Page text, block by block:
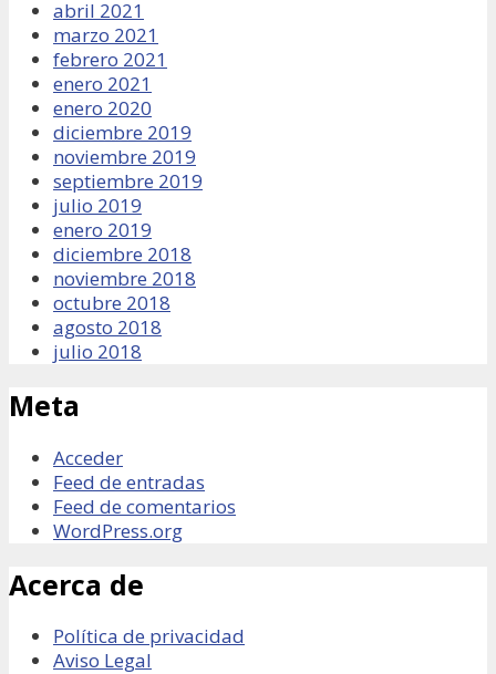
abril 2021
marzo 2021
febrero 2021
enero 2021
enero 2020
diciembre 2019
noviembre 2019
septiembre 2019
julio 2019
enero 2019
diciembre 2018
noviembre 2018
octubre 2018
agosto 2018
julio 2018
Meta
Acceder
Feed de entradas
Feed de comentarios
WordPress.org
Acerca de
Política de privacidad
Aviso Legal